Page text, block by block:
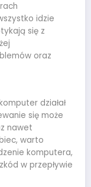
idzie
się z
oraz
działał
się może
nawet
warto
komputera,
w przepływie